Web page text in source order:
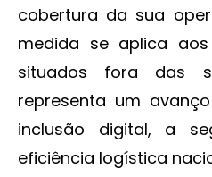
cobertura da sua
medida se aplica
situados fora das
representa um
inclusão digital, a
eficiência logística